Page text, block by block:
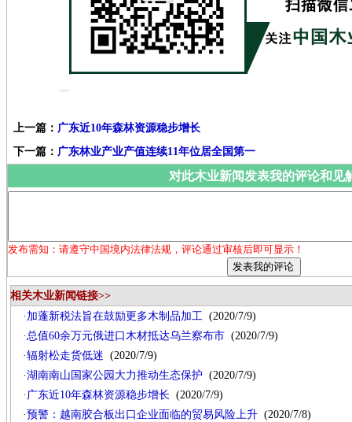
上一篇： 广东近10年森林资源稳步增长
下一篇： 广东林业产业产值连续11年位居全国第一
对此木业新闻发表我的评论和见
发布需知：请遵守中国境内法律法规，评论通过审核后即可显示！
相关木业新闻链接>>
· 加蓬新税法旨在鼓励更多木制品加工 (2020/7/9)
·总值60余万元俄进口木材抵达乌兰察布市 (2020/7/9)
·辐射松走货低迷 (2020/7/9)
·湖南南山国家公园大力推动生态保护 (2020/7/9)
· 广东近10年森林资源稳步增长 (2020/7/9)
·预警：越南胶合板出口企业面临的贸易风险上升 (2020/7/8)